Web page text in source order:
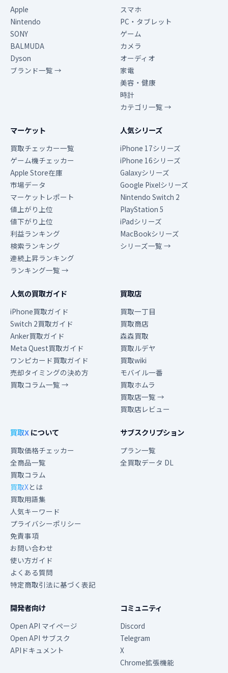
Apple
Nintendo
SONY
BALMUDA
Dyson
ブランド一覧 →
スマホ
PC・タブレット
ゲーム
カメラ
オーディオ
家電
美容・健康
時計
カテゴリ一覧 →
マーケット
買取チェッカー一覧
ゲーム機チェッカー
Apple Store在庫
市場データ
マーケットレポート
値上がり上位
値下がり上位
利益ランキング
検索ランキング
連続上昇ランキング
ランキング一覧 →
人気シリーズ
iPhone 17シリーズ
iPhone 16シリーズ
Galaxyシリーズ
Google Pixelシリーズ
Nintendo Switch 2
PlayStation 5
iPadシリーズ
MacBookシリーズ
シリーズ一覧 →
人気の買取ガイド
iPhone買取ガイド
Switch 2買取ガイド
Anker買取ガイド
Meta Quest買取ガイド
ワンピカード買取ガイド
売却タイミングの決め方
買取コラム一覧 →
買取店
買取一丁目
買取商店
森森買取
買取ルデヤ
買取wiki
モバイル一番
買取ホムラ
買取店一覧 →
買取店レビュー
買取Xについて
買取価格チェッカー
全商品一覧
買取コラム
買取Xとは
買取用語集
人気キーワード
プライバシーポリシー
免責事項
お問い合わせ
使い方ガイド
よくある質問
特定商取引法に基づく表記
サブスクリプション
プラン一覧
全買取データ DL
開発者向け
Open API マイページ
Open API サブスク
APIドキュメント
コミュニティ
Discord
Telegram
X
Chrome拡張機能